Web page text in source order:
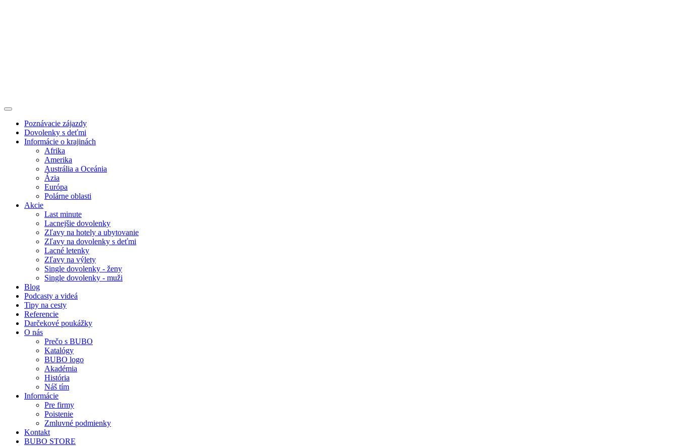
Poznávacie zájazdy
Dovolenky s deťmi
Informácie o krajinách
Afrika
Amerika
Austrália a Oceánia
Ázia
Európa
Polárne oblasti
Akcie
Last minute
Lacnejšie dovolenky
Zľavy na hotely a ubytovanie
Zľavy na dovolenky s deťmi
Lacné letenky
Zľavy na výlety
Single dovolenky - ženy
Single dovolenky - muži
Blog
Podcasty a videá
Tipy na cesty
Referencie
Darčekové poukážky
O nás
Prečo s BUBO
Katalógy
BUBO logo
Akadémia
História
Náš tím
Informácie
Pre firmy
Poistenie
Zmluvné podmienky
Kontakt
BUBO STORE